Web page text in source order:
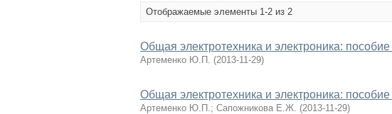
Отображаемые элементы 1-2 из 2
Общая электротехника и электроника:
Артеменко Ю.П. (2013-11-29)
Общая электротехника и электроника:
Артеменко Ю.П.; Сапожникова Е.Ж. (2013-11-29)